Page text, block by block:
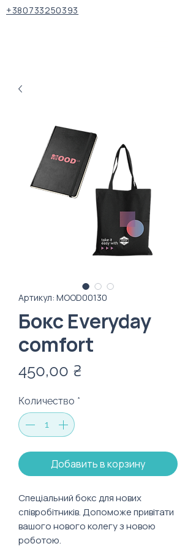
+380733250393
Артикул: MOOD00130
Бокс Everyday
comfort
450,00 ₴
Количество *
Добавить в корзину
Спеціальний бокс для нових
співробітників. Допоможе привітати
вашого нового колегу з новою
роботою.